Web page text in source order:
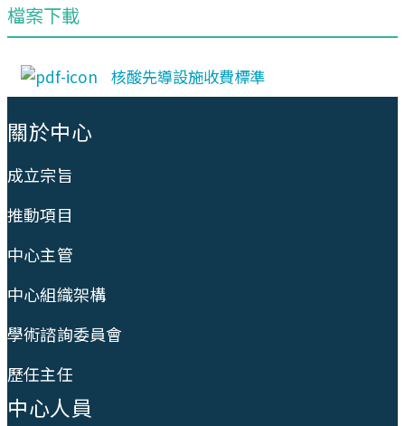
檔案下載
核酸先導設施收費標準
關於中心
成立宗旨
推動項目
中心主管
中心組織架構
學術諮詢委員會
歷任主任
中心人員